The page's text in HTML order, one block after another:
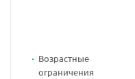
Возрастные
ограничения